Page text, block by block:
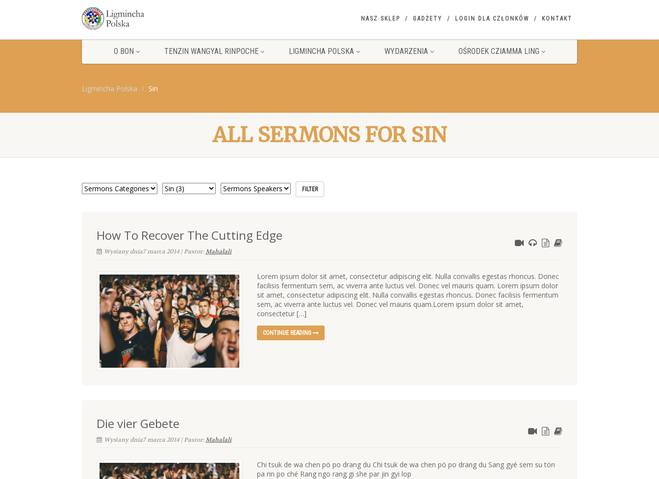
NASZ SKLEP GADŻETY LOGIN DLA CZŁONKÓW KONTAKT
O BON TENZIN WANGYAL RINPOCHE LIGMINCHA POLSKA WYDARZENIA OŚRODEK CZIAMMA LING
Ligmincha Polska Sin
ALL SERMONS FOR SIN
How To Recover The Cutting Edge
Wysłany dnia7 marca 2014 | Pastor:Mahalali
Lorem ipsum dolor sit amet, consectetur adipiscing elit. Nulla convallis egestas rhoncus. Donec
facilisis fermentum sem, ac viverra ante luctus vel. Donec vel mauris quam. Lorem ipsum dolor
sit amet, consectetur adipiscing elit. Nulla convallis egestas rhoncus. Donec facilisis fermentum
sem, ac viverra ante luctus vel. Donec vel mauris quam.Lorem ipsum dolor sit amet,
consectetur […]
CONTINUE READING
Die vier Gebete
Wysłany dnia7 marca 2014 | Pastor:Mahalali
Chi tsuk de wa chen pö po drang du Chi tsuk de wa chen pö po drang du Sang gyé sem su tön
pa rin po ché Rang ngo rang gi she par jin gyi lop